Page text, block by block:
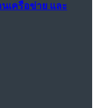
เครือข่าย และ